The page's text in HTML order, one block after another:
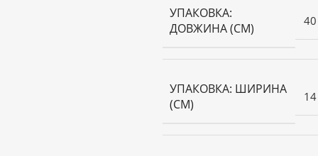
УПАКОВКА:
ДОВЖИНА (СМ)
40
УПАКОВКА: ШИРИНА
(СМ)
14